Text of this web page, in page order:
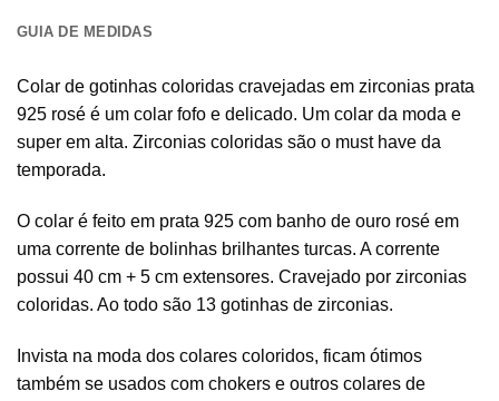
GUIA DE MEDIDAS
Colar de gotinhas coloridas cravejadas em zirconias prata
925 rosé é um colar fofo e delicado. Um colar da moda e
super em alta. Zirconias coloridas são o must have da
temporada.
O colar é feito em prata 925 com banho de ouro rosé em
uma corrente de bolinhas brilhantes turcas. A corrente
possui 40 cm + 5 cm extensores. Cravejado por zirconias
coloridas. Ao todo são 13 gotinhas de zirconias.
Invista na moda dos colares coloridos, ficam ótimos
também se usados com chokers e outros colares de